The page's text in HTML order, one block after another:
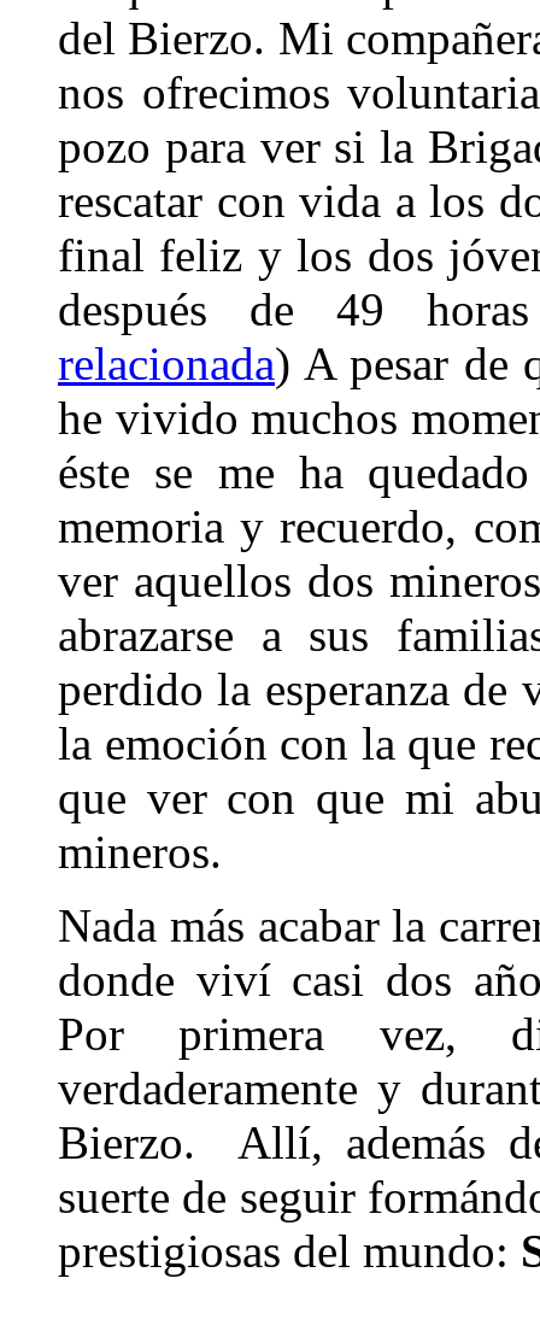
del Bierzo. Mi
nos ofrecimos
pozo para ver si la
rescatar con vida a los
final feliz y los dos
después de 49
relacionada) A pesar de
he vivido muchos
éste se me ha
memoria y recuerdo,
ver aquellos dos
abrazarse a sus
perdido la esperanza
la emoción con la que
que ver con que mi
mineros.
Nada más acabar la
donde viví casi dos
Por primera vez,
verdaderamente y
Bierzo. Allí, además
suerte de seguir
prestigiosas del mundo: